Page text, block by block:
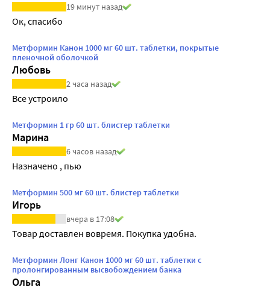
19 минут назад
Ок, спасибо
Метформин Канон 1000 мг 60 шт. таблетки, покрытые
пленочной оболочкой
Любовь
2 часа назад
Все устроило
Метформин 1 гр 60 шт. блистер таблетки
Марина
6 часов назад
Назначено , пью
Метформин 500 мг 60 шт. блистер таблетки
Игорь
вчера в 17:08
Товар доставлен вовремя. Покупка удобна.
Метформин Лонг Канон 1000 мг 60 шт. таблетки с
пролонгированным высвобождением банка
Ольга